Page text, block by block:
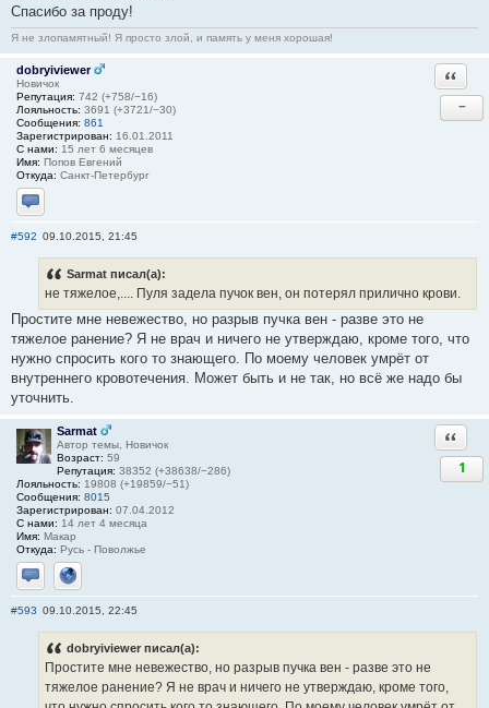
Спасибо за проду!
Я не злопамятный! Я просто злой, и память у меня хорошая!
dobryiviewer
Новичок
Репутация: 742 (+758/−16)
Лояльность: 3691 (+3721/−30)
Сообщения: 861
Зарегистрирован: 16.01.2011
С нами: 15 лет 6 месяцев
Имя: Попов Евгений
Откуда: Санкт-Петербург
Отправить личное сообщение
−
#592 09.10.2015, 21:45
Sarmat писал(а):
не тяжелое,.... Пуля задела пучок вен, он потерял прилично крови.
Простите мне невежество, но разрыв пучка вен - разве это не
тяжелое ранение? Я не врач и ничего не утверждаю, кроме того, что
нужно спросить кого то знающего. По моему человек умрёт от
внутреннего кровотечения. Может быть и не так, но всё же надо бы
уточнить.
Sarmat
Автор темы, Новичок
Возраст: 59
Репутация: 38352 (+38638/−286)
Лояльность: 19808 (+19859/−51)
Сообщения: 8015
Зарегистрирован: 07.04.2012
С нами: 14 лет 4 месяца
Имя: Макар
Откуда: Русь - Поволжье
Отправить личное сообщение
Сайт
1
#593 09.10.2015, 22:45
dobryiviewer писал(а):
Простите мне невежество, но разрыв пучка вен - разве это не
тяжелое ранение? Я не врач и ничего не утверждаю, кроме того,